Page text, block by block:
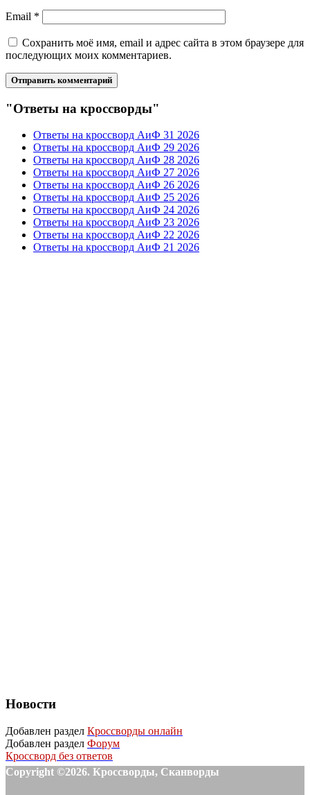
Email *
Сохранить моё имя, email и адрес сайта в этом браузере для
последующих моих комментариев.
"Ответы на кроссворды"
Ответы на кроссворд АиФ 31 2026
Ответы на кроссворд АиФ 29 2026
Ответы на кроссворд АиФ 28 2026
Ответы на кроссворд АиФ 27 2026
Ответы на кроссворд АиФ 26 2026
Ответы на кроссворд АиФ 25 2026
Ответы на кроссворд АиФ 24 2026
Ответы на кроссворд АиФ 23 2026
Ответы на кроссворд АиФ 22 2026
Ответы на кроссворд АиФ 21 2026
Новости
Добавлен раздел Кроссворды онлайн
Добавлен раздел Форум
Кроссворд без ответов
Copyright ©2026. Кроссворды, Сканворды